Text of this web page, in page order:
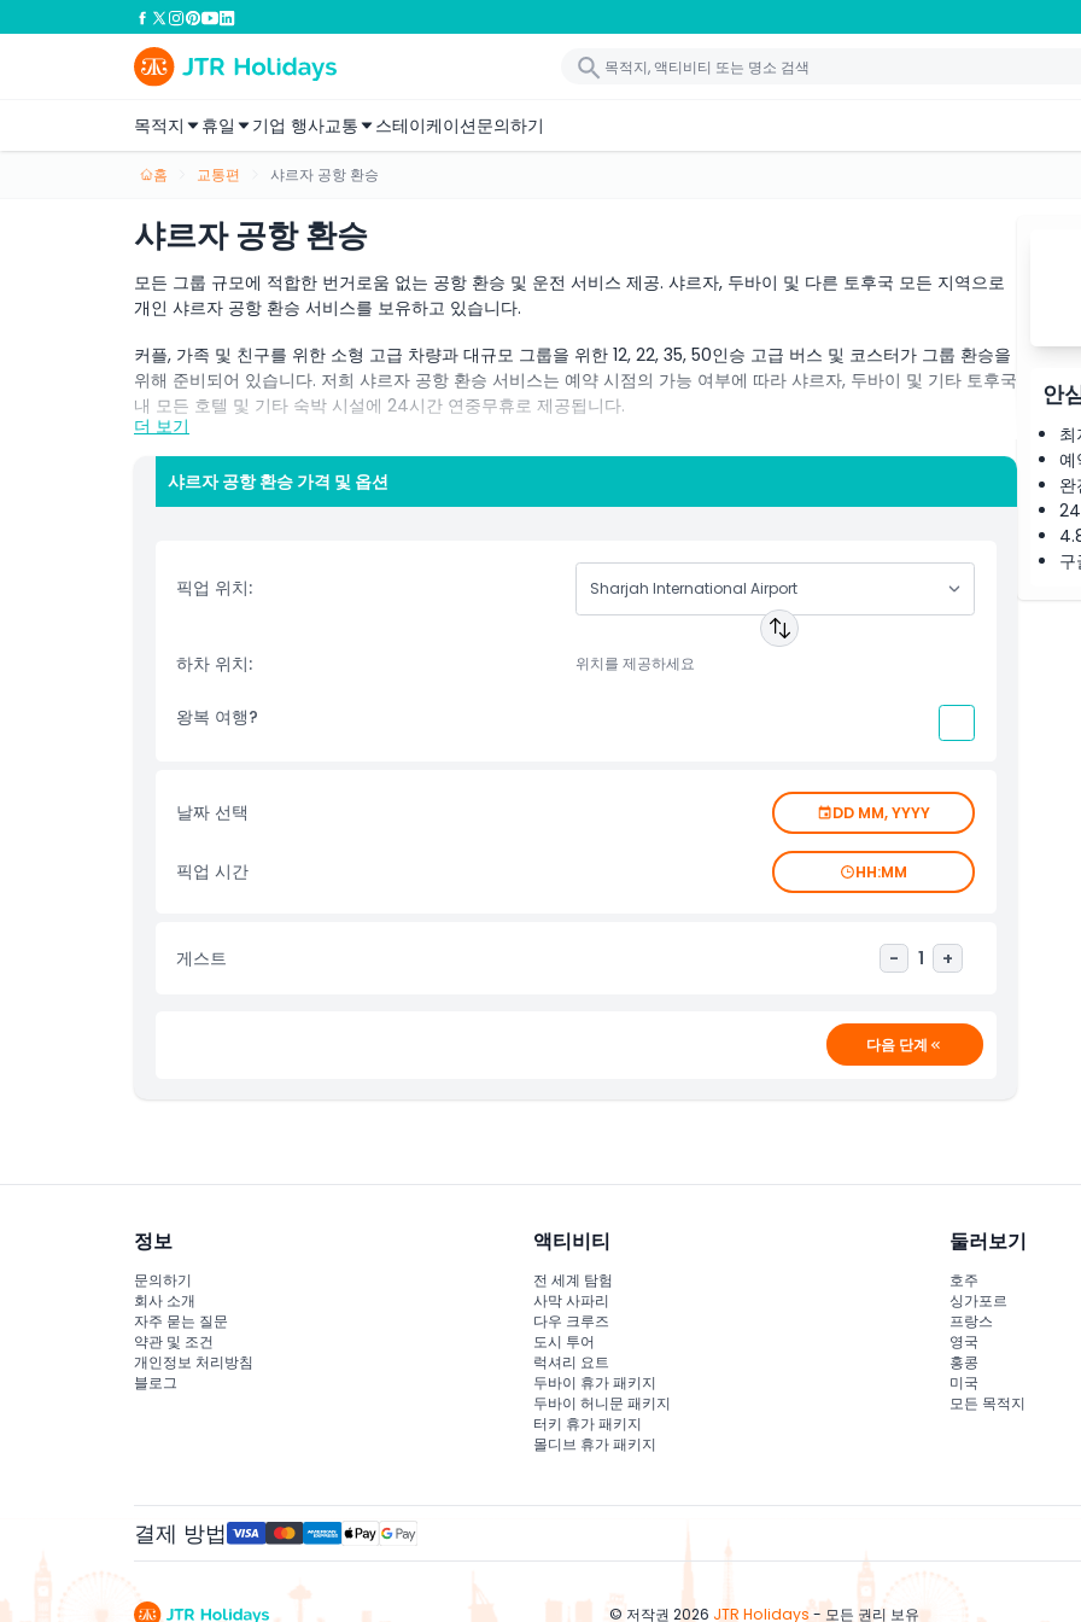
목적지 휴일 기업 행사교통 스테이케이션문의하기
홈 교통편 샤르자 공항 환승
샤르자 공항 환승
모든 그룹 규모에 적합한 번거로움 없는 공항 환승 및 운전 서비스 제공. 샤르자, 두바이 및 다른 토후국 모든 지역으로
개인 샤르자 공항 환승 서비스를 보유하고 있습니다.
커플, 가족 및 친구를 위한 소형 고급 차량과 대규모 그룹을 위한 12, 22, 35, 50인승 고급 버스 및 코스터가 그룹 환승을
위해 준비되어 있습니다. 저희 샤르자 공항 환승 서비스는 예약 시점의 가능 여부에 따라 샤르자, 두바이 및 기타 토후국
내 모든 호텔 및 기타 숙박 시설에 24시간 연중무휴로 제공됩니다.
혼자 여행하시든 가족과 함께이든 비즈니스 출장 중이든 저희 열정적인 팀과 전문 운전사가 여러분의 여행을 편안하고
번거로움 없이 만들어 드립니다. 샤르자 국제공항에서 호텔 또는 기타 숙박 시설까지 가장 편안하고 고급스러운 승차
경험을 누리세요.
샤르자 국제공항 도착 시 택시 줄서기와 번거로움을 피하기 위해 도착 전에 샤르자 공항 환승을 예약하세요. 낯선 대중
절 또는 하루 종일 개인 예약으로 선택하실 수 있습니다. 전문 운전사가 안전하고 정시에 목적지까지 모셔다 드립니다.
샤르자 국제공항에서 만남 및 인사
영어 구사 운전사
예약 전 알아야 할 사항:
도착/출발 시간이 24시간에서 48시간 이상인 경우, 가능 여부 확인 없이 온라인 예약 진행할 수 있습니다.
도착/출발 요금에는 샤르자 시, 데이라, 버 두바이, 셰이크 자이드 로드, 다운타운, 비즈니스 베이, 주메이라, 알
하타 포트 호텔, 바브 알 샴스/알 마하, 라피타 두바이 파크 및 기타 먼 지역에서의 픽업/하차는 가능 여부 및 추
예약 방법:
1단계:
2단계:
3단계:돌아오는 이동이 필요하면 복귀 여행 박스에 체크 ✅ 후 복귀 날짜 및 시간 선택
4단계: 차량 찾기 클릭 후 필요에 맞는 차량 선택하고 예약 진행
취소 정책:
24시간 이전 취소 시 전액 환불 (단, 환승 요금은 적용됨).
환불 금액은 예약에 사용된 동일 카드로 환불 처리됩니다.
더 보기
샤르자 공항 환승 가격 및 옵션
픽업 위치:
하차 위치:
왕복 여행?
날짜 선택 DD MM, YYYY
픽업 시간 HH:MM
게스트 - 1 +
다음 단계
안
예
정보
문의하기
회사 소개
자주 묻는 질문
약관 및 조건
개인정보 처리방침
블로그
액티비티
전 세계 탐험
사막 사파리
다우 크루즈
도시 투어
럭셔리 요트
두바이 휴가 패키지
두바이 허니문 패키지
터키 휴가 패키지
몰디브 휴가 패키지
둘러보기
호주
싱가포르
프랑스
영국
홍콩
미국
모든 목적지
결제 방법
© 저작권 2026 JTR Holidays - 모든 권리 보유